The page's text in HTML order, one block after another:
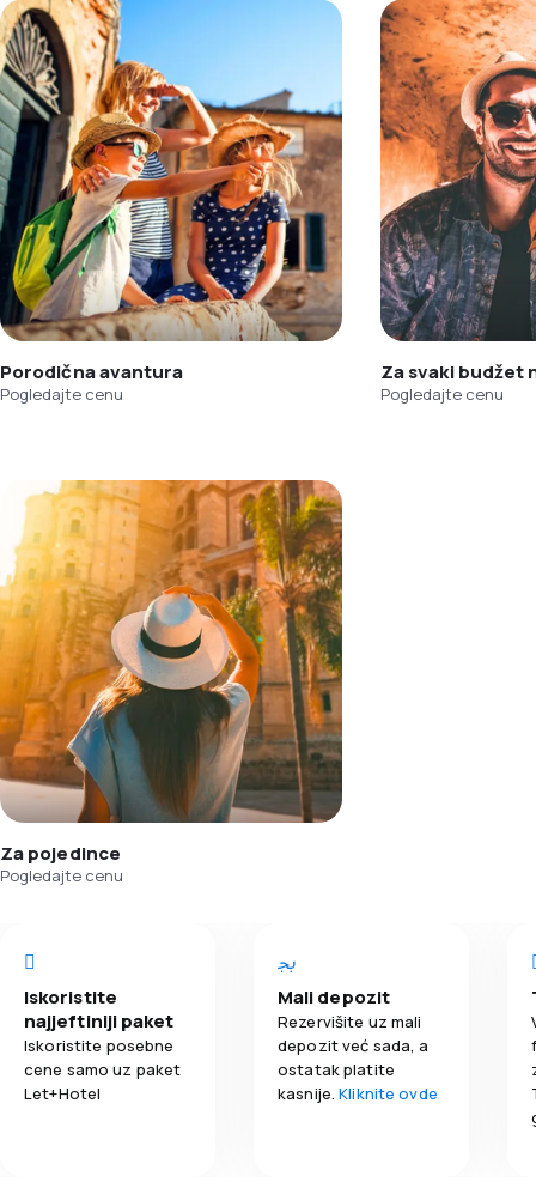
Porodična avantura
Pogledajte cenu
Za svaki budžet
Pogledajte cenu
Za pojedince
Pogledajte cenu
Iskoristite
najjeftiniji paket
Iskoristite posebne
cene samo uz paket
Let+Hotel
Mali depozit
Rezervišite uz mali
depozit već sada, a
ostatak platite
kasnije.Kliknite ovde